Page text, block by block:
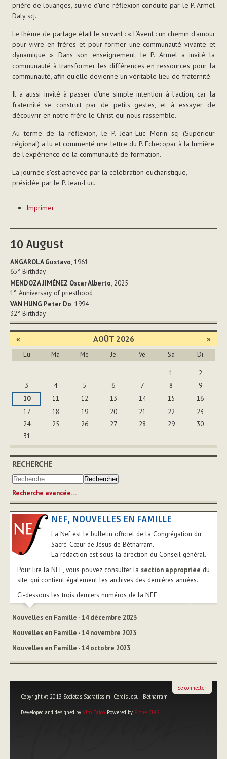
prière de louanges, suivie d'une réflexion conduite par le P. Armel
Daly scj.
Le thème de partage était le suivant : « L’Avent : un chemin d'amour
pour vivre en frères et pour former une communauté vivante et
dynamique ». Dans son enseignement, le P. Armel a invité la
communauté à transformer les différences en ressources pour la
communauté, afin qu'elle devienne un véritable lieu de fraternité.
Il a aussi invité à passer d'une simple intention à l'action, car la
fraternité se construit par de petits gestes, et à essayer de
découvrir en notre frère le Christ qui nous rassemble.
Au terme de la réflexion, le P. Jean-Luc Morin scj (Supérieur
régional) a lu et commenté une lettre du P. Echecopar à la lumière
de l'expérience de la communauté de formation.
La journée s'est achevée par la célébration eucharistique,
présidée par le P. Jean-Luc.
sur
document
Imprimer
10 August
ANGAROLA Gustavo, 1961
65° Birthday
MENDOZA JIMÉNEZ Oscar Alberto, 2025
1° Anniversary of priesthood
VAN HUNG Peter Do, 1994
32° Birthday
« AOÛT 2026 »
Lu Ma Me Je Ve Sa Di
1
2
3
4 5 6 7 8
9
10
11 12 13 14 15
16
17
18 19 20 21 22
23
24
25 26 27 28 29
30
31
RECHERCHE
Recherche avancée…
NEF, NOUVELLES EN FAMILLE
La Nef est le bulletin officiel de la Congrégation du
Sacré-Cœur de Jésus de Bétharram.
La rédaction est sous la direction du Conseil général.
Pour lire la NEF, vous pouvez consulter la section appropriée du
site, qui contient également les archives des dernières années.
Ci-dessous les trois derniers numéros de la NEF ...
Nouvelles en Famille - 14 décembre 2023
Nouvelles en Famille - 14 novembre 2023
Nouvelles en Famille - 14 octobre 2023
Copyright © 2013 Societas Sacratissimi Cordis Jesu - Bétharram
Developed and designed by Vito Falco. Powered by Plone CMS.
Se connecter